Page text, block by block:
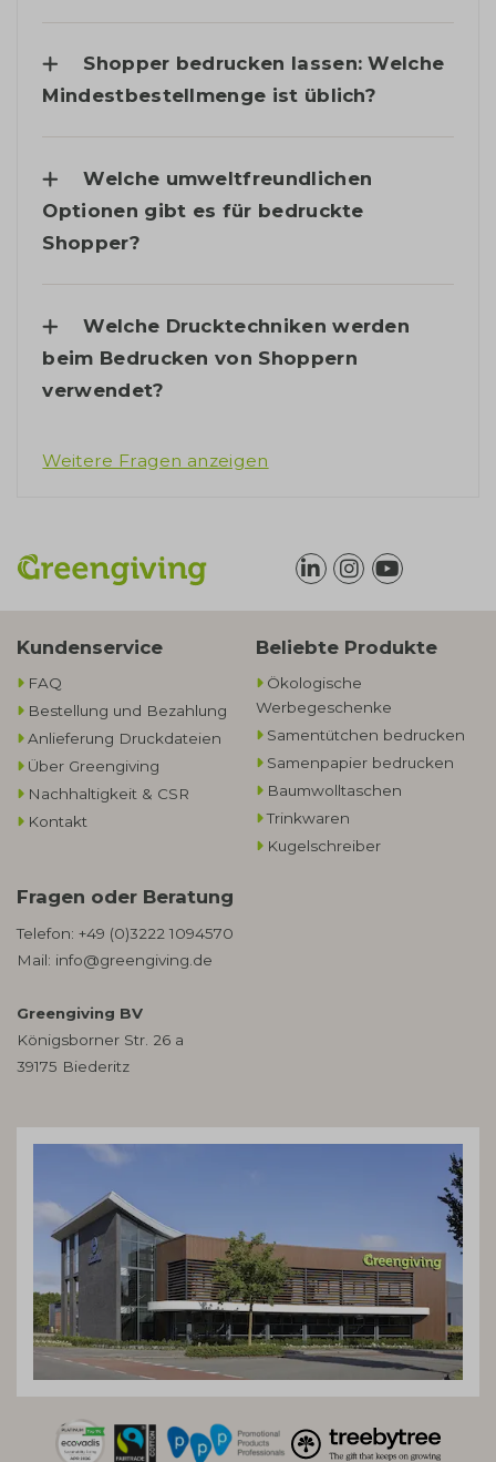
Shopper bedrucken lassen: Welche
Mindestbestellmenge ist üblich?
Welche umweltfreundlichen
Optionen gibt es für bedruckte
Shopper?
Welche Drucktechniken werden
beim Bedrucken von Shoppern
verwendet?
Weitere Fragen anzeigen
Kundenservice
FAQ
Bestellung und Bezahlung
Anlieferung Druckdateien
Über Greengiving
Nachhaltigkeit & CSR
Kontakt
Beliebte Produkte
Ökologische
Werbegeschenke​
Samentütchen bedrucken
Samenpapier bedrucken
Baumwolltaschen​
Trinkwaren
Kugelschreiber
Fragen oder Beratung
Telefon: +49 (0)3222 1094570
Mail: info@greengiving.de
Greengiving BV
Königsborner Str. 26 a
39175 Biederitz